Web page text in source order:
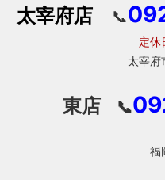
太宰府店 📞
定休日：日
太宰府市梅香
東店 📞
定休日
福岡市東